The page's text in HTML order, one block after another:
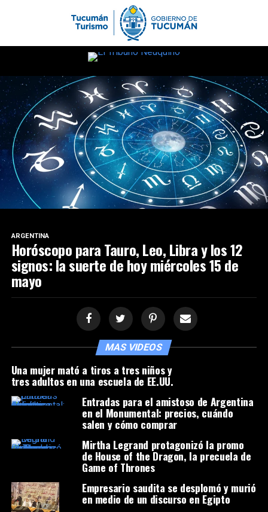
ARGENTINA
Horóscopo para Tauro, Leo, Libra y los 12
signos: la suerte de hoy miércoles 15 de
mayo
MAS VIDEOS
Una mujer mató a tiros a tres niños y
tres adultos en una escuela de EE.UU.
Entradas para el amistoso de Argentina
en el Monumental: precios, cuándo
salen y cómo comprar
Mirtha Legrand protagonizó la promo
de House of the Dragon, la precuela de
Game of Thrones
Empresario saudita se desplomó y murió
en medio de un discurso en Egipto